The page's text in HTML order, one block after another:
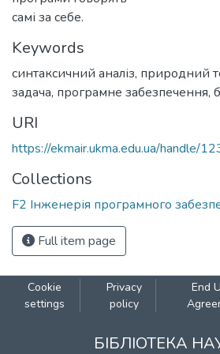
самі за себе.
Keywords
синтаксичний аналіз, природний
задача, програмне забезпечення,
URI
https://ekmair.ukma.edu.ua/handle/
Collections
F2 Інженерія програмного
Full item page
Cookie
settings
Privacy
policy
End
БІБЛІОТЕКА